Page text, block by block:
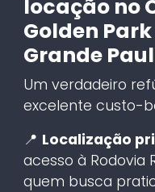
locação no
Golden
Grande
Um verdadeiro
excelente custo-
📍 Localização
acesso à Rodovia
quem busca